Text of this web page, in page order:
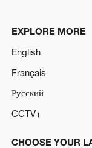
EXPLORE MORE
English
Français
Русский
CCTV+
CHOOSE YOUR